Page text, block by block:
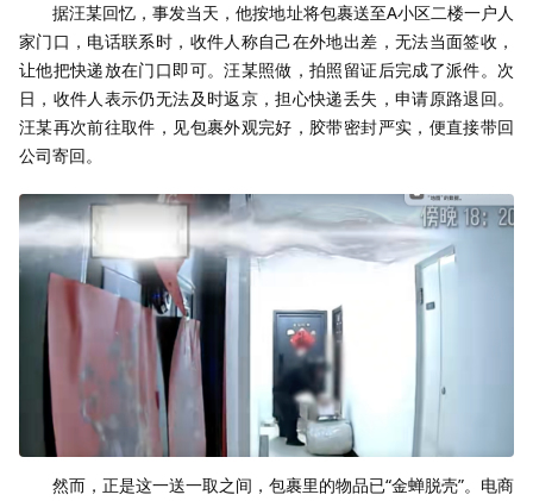
据汪某回忆，事发当天，他按地址将包裹送至A小区二楼一户人
家门口，电话联系时，收件人称自己在外地出差，无法当面签收，
让他把快递放在门口即可。汪某照做，拍照留证后完成了派件。次
日，收件人表示仍无法及时返京，担心快递丢失，申请原路退回。
汪某再次前往取件，见包裹外观完好，胶带密封严实，便直接带回
公司寄回。
然而，正是这一送一取之间，包裹里的物品已“金蝉脱壳”。电商